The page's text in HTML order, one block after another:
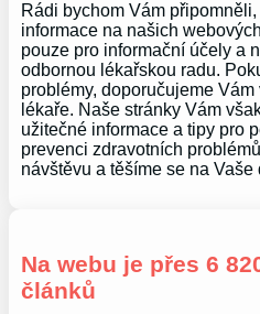
Rádi bychom Vám
informace na našich
pouze pro informační účely a
odbornou lékařskou radu.
problémy, doporučujeme
lékaře. Naše stránky Vám
užitečné informace a tipy pro
prevenci zdravotních
návštěvu a těšíme se na Vaše
Na webu je přes 6
článků